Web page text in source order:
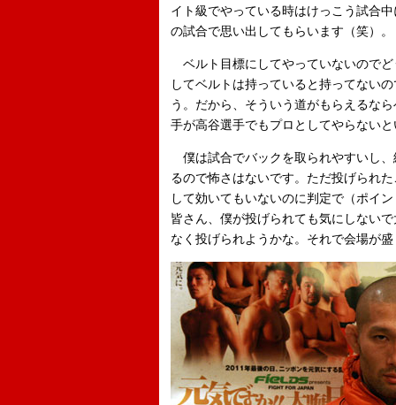
イト級でやっている時はけっこう試合
の試合で思い出してもらいます（笑）。
ベルト目標にしてやっていないので
してベルトは持っていると持ってない
う。だから、そういう道がもらえるな
手が高谷選手でもプロとしてやらない
僕は試合でバックを取られやすいし
るので怖さはないです。ただ投げられ
して効いてもいないのに判定で（ポイ
皆さん、僕が投げられても気にしない
なく投げられようかな。それで会場が